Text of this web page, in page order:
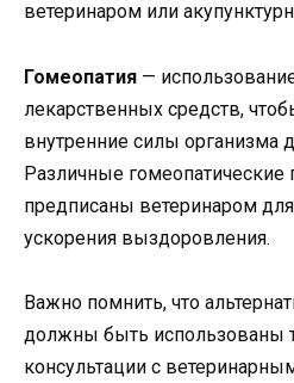
ветеринаром или
Гомеопатия —
лекарственных средств,
внутренние силы организма
Различные гомеопатические
предписаны ветеринаром
ускорения выздоровления.
Важно помнить, что
должны быть использованы
консультации с